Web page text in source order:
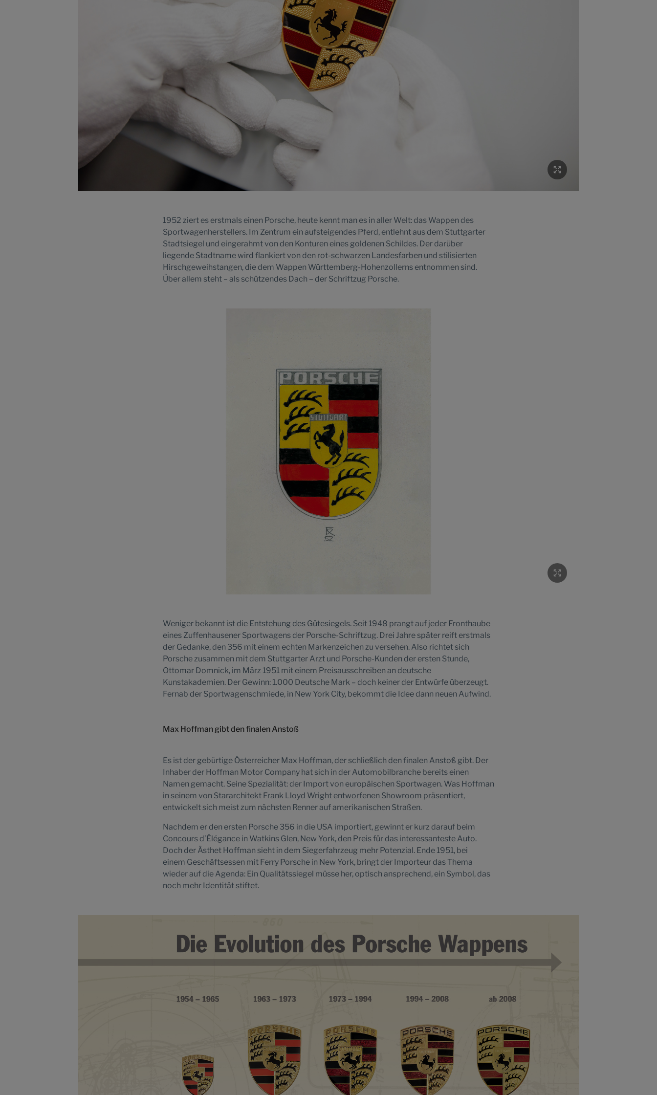
1952 ziert es erstmals einen Porsche, heute kennt man es in aller Welt: das Wappen des
Sportwagenherstellers. Im Zentrum ein aufsteigendes Pferd, entlehnt aus dem Stuttgarter
Stadtsiegel und eingerahmt von den Konturen eines goldenen Schildes. Der darüber
liegende Stadtname wird flankiert von den rot-schwarzen Landesfarben und stilisierten
Hirschgeweihstangen, die dem Wappen Württemberg-Hohenzollerns entnommen sind.
Über allem steht – als schützendes Dach – der Schriftzug Porsche.
Weniger bekannt ist die Entstehung des Gütesiegels. Seit 1948 prangt auf jeder Fronthaube
eines Zuffenhausener Sportwagens der Porsche-Schriftzug. Drei Jahre später reift erstmals
der Gedanke, den 356 mit einem echten Markenzeichen zu versehen. Also richtet sich
Porsche zusammen mit dem Stuttgarter Arzt und Porsche-Kunden der ersten Stunde,
Ottomar Domnick, im März 1951 mit einem Preisausschreiben an deutsche
Kunstakademien. Der Gewinn: 1.000 Deutsche Mark – doch keiner der Entwürfe überzeugt.
Fernab der Sportwagenschmiede, in New York City, bekommt die Idee dann neuen Aufwind.
Max Hoffman gibt den finalen Anstoß
Es ist der gebürtige Österreicher Max Hoffman, der schließlich den finalen Anstoß gibt. Der
Inhaber der Hoffman Motor Company hat sich in der Automobilbranche bereits einen
Namen gemacht. Seine Spezialität: der Import von europäischen Sportwagen. Was Hoffman
in seinem von Stararchitekt Frank Lloyd Wright entworfenen Showroom präsentiert,
entwickelt sich meist zum nächsten Renner auf amerikanischen Straßen.
Nachdem er den ersten Porsche 356 in die USA importiert, gewinnt er kurz darauf beim
Concours d’Élégance in Watkins Glen, New York, den Preis für das interessanteste Auto.
Doch der Ästhet Hoffman sieht in dem Siegerfahrzeug mehr Potenzial. Ende 1951, bei
einem ­Geschäftsessen mit Ferry Porsche in New York, bringt der Importeur das Thema
wieder auf die Agenda: Ein Qualitätssiegel müsse her, optisch ansprechend, ein Symbol, das
noch mehr Identität stiftet.